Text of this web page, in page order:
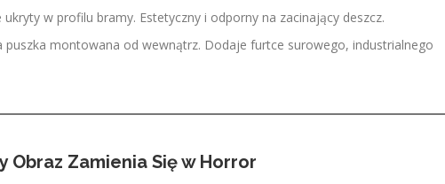
ukryty w profilu bramy. Estetyczny i odporny na zacinający deszcz.
puszka montowana od wewnątrz. Dodaje furtce surowego, industrialnego
Obraz Zamienia Się w Horror